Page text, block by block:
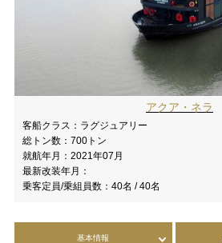
アクア・ネラ
客船クラス： ラグジュアリー
総トン数： 700トン
就航年月： 2021年07月
最新改装年月：
乗客定員/乗組員数： 40名 / 40名
基本情報